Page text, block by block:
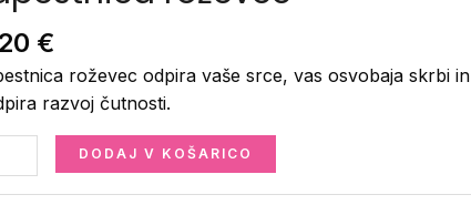
€
roževec odpira vaše srce, vas osvobaja skrbi in
razvoj čutnosti.
DODAJ V KOŠARICO